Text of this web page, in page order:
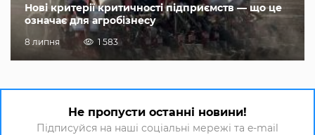
Нові критерії критичності підприємств — що це
означає для агробізнесу
8 липня 1 583
Не пропусти останні новини!
Підписуйся на наші соціальні мережі та e-mail